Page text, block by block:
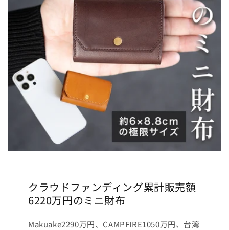
クラウドファンディング累計販売額
6220万円のミニ財布
Makuake2290万円、CAMPFIRE1050万円、台湾